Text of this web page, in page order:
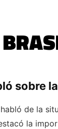
sobre
de la
la